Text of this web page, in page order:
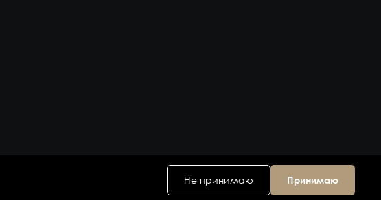
Не принимаю Принимаю